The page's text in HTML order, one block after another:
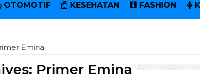
OTOMOTIF KESEHATAN FASHION
Emina
Primer Emina